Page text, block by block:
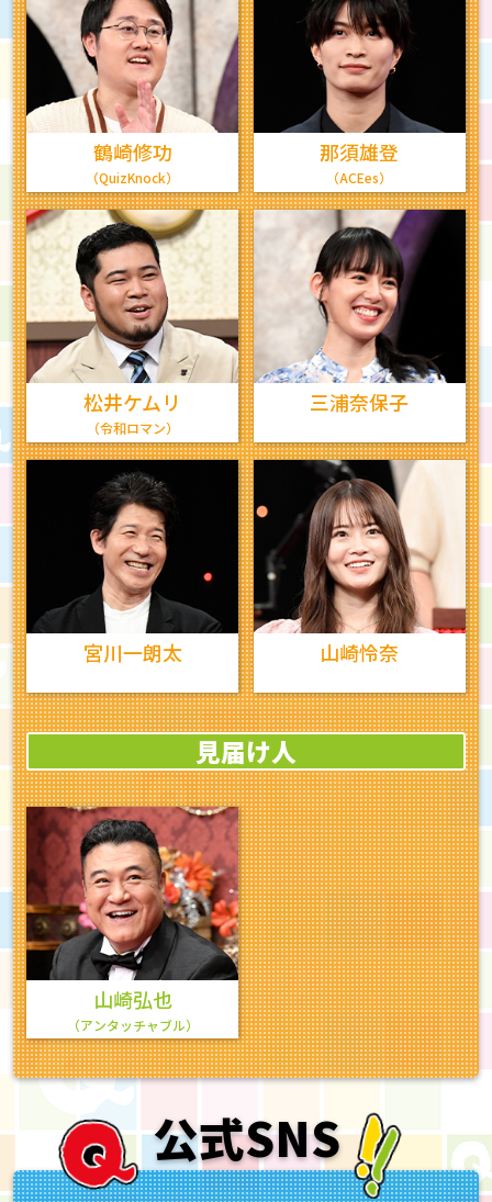
鶴崎修功
（QuizKnock）
那須雄登
（ACEes）
松井ケムリ
（令和ロマン）
三浦奈保子
宮川一朗太 山崎怜奈
見届け人
山崎弘也
（アンタッチャブル）
公式SNS